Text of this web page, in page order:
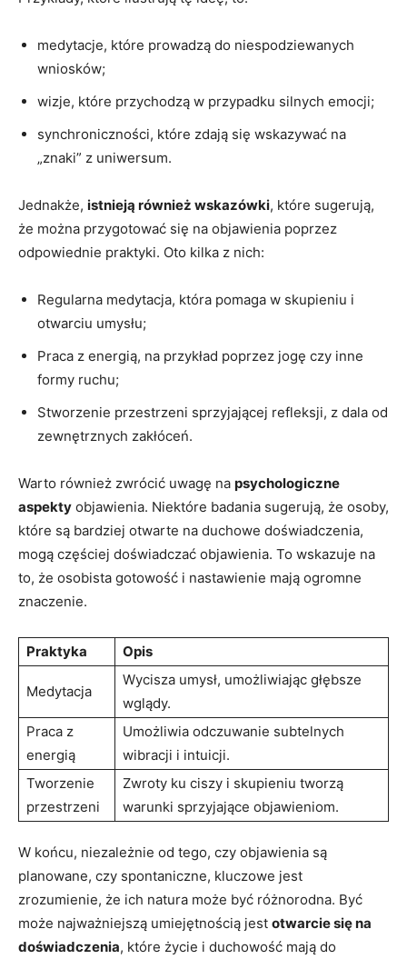
medytacje, które prowadzą do niespodziewanych
wniosków;
wizje, które przychodzą w przypadku silnych emocji;
synchroniczności, które zdają się wskazywać na
„znaki” z uniwersum.
Jednakże, istnieją również wskazówki, które sugerują,
że można przygotować się na objawienia poprzez
odpowiednie praktyki. Oto kilka z nich:
Regularna medytacja, która pomaga w skupieniu i
otwarciu umysłu;
Praca z energią, na przykład poprzez jogę czy inne
formy ruchu;
Stworzenie przestrzeni sprzyjającej refleksji, z dala od
zewnętrznych zakłóceń.
Warto również zwrócić uwagę na psychologiczne
aspekty objawienia. Niektóre badania sugerują, że osoby,
które są bardziej otwarte na duchowe doświadczenia,
mogą częściej doświadczać objawienia. To wskazuje na
to, że osobista gotowość i nastawienie mają ogromne
znaczenie.
Praktyka Opis
Medytacja
Wycisza umysł, umożliwiając głębsze
wglądy.
Praca z
energią
Umożliwia odczuwanie subtelnych
wibracji i intuicji.
Tworzenie
przestrzeni
Zwroty ku ciszy i skupieniu tworzą
warunki sprzyjające objawieniom.
W końcu, niezależnie od tego, czy objawienia są
planowane, czy spontaniczne, kluczowe jest
zrozumienie, że ich natura może być różnorodna. Być
może najważniejszą umiejętnością jest otwarcie się na
doświadczenia, które życie i duchowość mają do